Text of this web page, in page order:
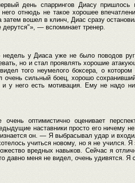
день спаррингов Диасу пришлось
отнюдь не такое хорошее
вошел в клинч, Диас сразу
дерутся"», — вспоминает тренер.
недель у Диаса уже не было поводов
но и стал проявлять хорошие
того неумелого боксера, о
очень сильный боец, хорошо
у него есть мотивация. Ему не надо
оптимистично оценивает
наставники просто его ничему
он. — Я выбрасывал удар и
учиться новому, но я не учился. Я
вредных навыков. Сейчас я
давно меня не видел, очень удивятся. Я